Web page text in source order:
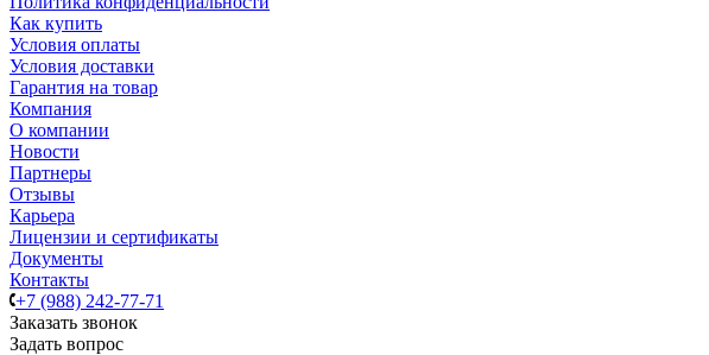
Как купить
Условия оплаты
Условия доставки
Гарантия на товар
Компания
О компании
Новости
Партнеры
Отзывы
Карьера
Лицензии и сертификаты
Документы
Контакты
+7 (988) 242-77-71
Заказать звонок
Задать вопрос